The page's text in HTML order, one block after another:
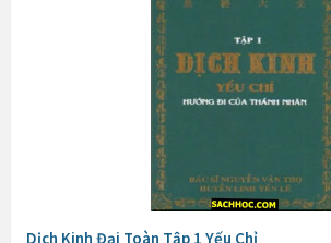
Dịch Kinh Đại Toàn Tập 1 Yếu Chỉ